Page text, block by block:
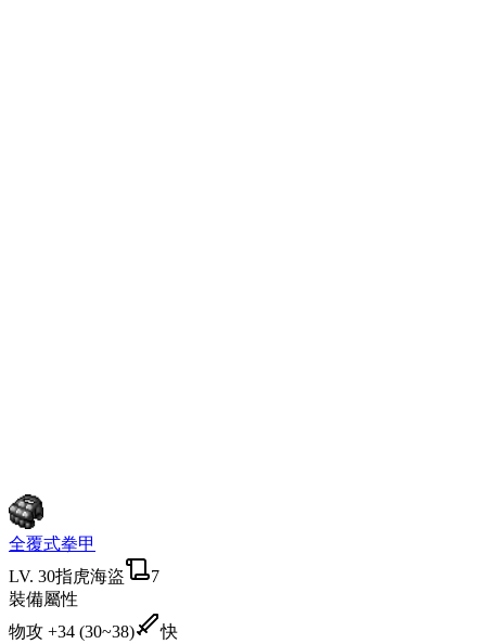
全覆式拳甲
LV. 30指虎海盜
7
裝備屬性
物攻 +34 (30~38)
快